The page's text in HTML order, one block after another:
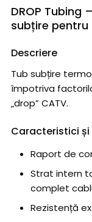
DROP
subțire
Descriere
Tub subțire
împotriva
„drop” CATV.
Caracteristici și
Raport de
Strat intern
complet
Rezistență